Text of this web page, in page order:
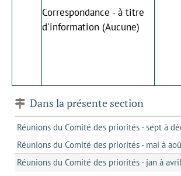
Correspondance - à titre
d'information (Aucune)
Dans la présente section
Réunions du Comité des priorités - sept à
Réunions du Comité des priorités - mai à
Réunions du Comité des priorités - jan à avril